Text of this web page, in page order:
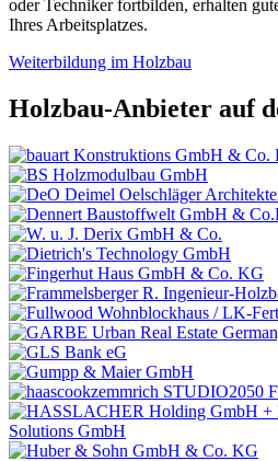
oder Techniker fortbilden, erhalten
Ihres Arbeitsplatzes.
Weiterbildung im Holzbau
Holzbau-Anbieter auf